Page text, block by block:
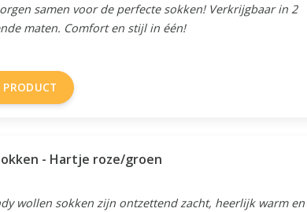
samen voor de perfecte sokken! Verkrijgbaar in 2
maten. Comfort en stijl in één!
PRODUCT
- Hartje roze/groen
wollen sokken zijn ontzettend zacht, heerlijk warm